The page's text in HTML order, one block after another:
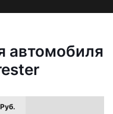
автомобиля